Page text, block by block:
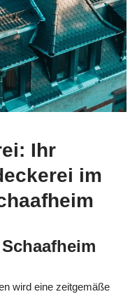
Ihr
im
wird eine zeitgemäße